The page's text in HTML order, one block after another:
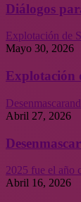
Diálogos
Explotación de
Mayo 30, 2026
Explotación
Abril 27, 2026
2025 fue el año
Abril 16, 2026